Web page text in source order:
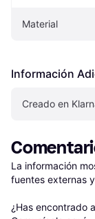
Material
Información
Creado en
La información
fuentes externas
¿Has encontrado